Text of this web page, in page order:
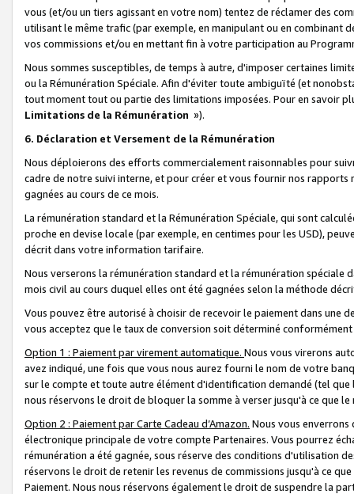
vous (et/ou un tiers agissant en votre nom) tentez de réclamer des
utilisant le même trafic (par exemple, en manipulant ou en combinant
vos commissions et/ou en mettant fin à votre participation au
Nous sommes susceptibles, de temps à autre, d'imposer certaines
ou la Rémunération Spéciale. Afin d'éviter toute ambiguïté (et
tout moment tout ou partie des limitations imposées. Pour en savoir
Limitations de la Rémunération »).
6. Déclaration et Versement de la Rémunération
Nous déploierons des efforts commercialement raisonnables pour
cadre de notre suivi interne, et pour créer et vous fournir nos
gagnées au cours de ce mois.
La rémunération standard et la Rémunération Spéciale, qui sont
proche en devise locale (par exemple, en centimes pour les USD),
décrit dans votre information tarifaire.
Nous verserons la rémunération standard et la rémunération spéciale
mois civil au cours duquel elles ont été gagnées selon la méthode
Vous pouvez être autorisé à choisir de recevoir le paiement dans une
vous acceptez que le taux de conversion soit déterminé
Option 1 : Paiement par virement automatique. Nous vous virerons
avez indiqué, une fois que vous nous aurez fourni le nom de votre
sur le compte et toute autre élément d'identification demandé (tel que
nous réservons le droit de bloquer la somme à verser jusqu'à ce que
Option 2 : Paiement par Carte Cadeau d’Amazon. Nous vous
électronique principale de votre compte Partenaires. Vous pourrez
rémunération a été gagnée, sous réserve des conditions d'utilisation
réservons le droit de retenir les revenus de commissions jusqu'à ce
Paiement. Nous nous réservons également le droit de suspendre la